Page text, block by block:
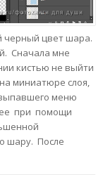
черный цвет шара.
Сначала мне
кистью не выйти
миниатюре слоя,
меню
при помощи
шару. После